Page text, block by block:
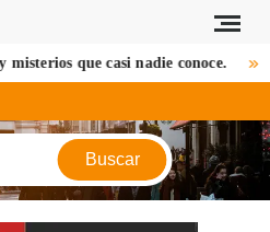
que casi nadie conoce.